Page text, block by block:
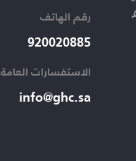
رقم الهاتف​
920020885​
الاستفسارات العامة ​
info@ghc.sa​
1396 ه